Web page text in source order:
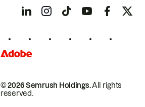
© 2026 Semrush Holdings.All rights
reserved.